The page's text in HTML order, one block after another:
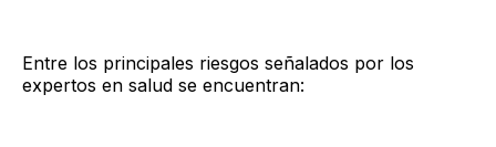
Entre los principales riesgos señalados por los
expertos en salud se encuentran: